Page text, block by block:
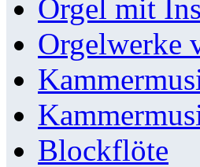
Orgel mit
Orgelwerke
Blockflöte